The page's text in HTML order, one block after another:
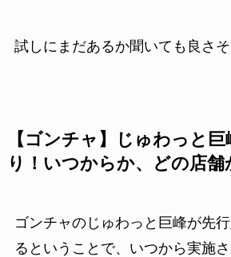
試しにまだあるか聞いても良さそ
【ゴンチャ】じゅわっと
り！いつからか、どの店舗
ゴンチャのじゅわっと巨峰が先
るということで、いつから実施